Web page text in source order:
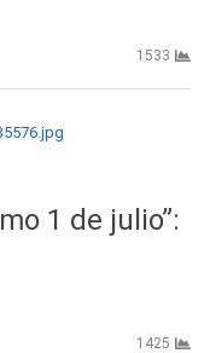
1533
1 de julio”:
1425